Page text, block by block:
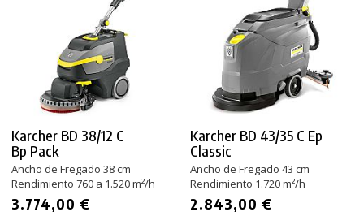
Karcher BD 38/12 C
Bp Pack
Ancho de Fregado 38 cm
Rendimiento 760 a 1.520 m²/h
3.774,00 €
Karcher BD 43/35 C Ep
Classic
Ancho de Fregado 43 cm
Rendimiento 1.720 m²/h
2.843,00 €